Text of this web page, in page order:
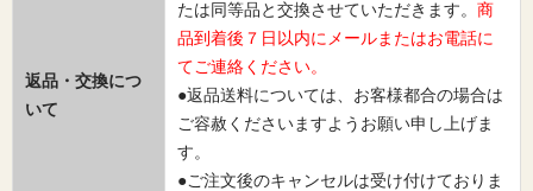
返品・交換につ
いて
たは同等品と交換させていただきます。 商
品到着後７日以内にメールまたはお電話に
てご連絡ください。
●返品送料については、お客様都合の場合は
ご容赦くださいますようお願い申し上げま
す。
●ご注文後のキャンセルは受け付けておりま